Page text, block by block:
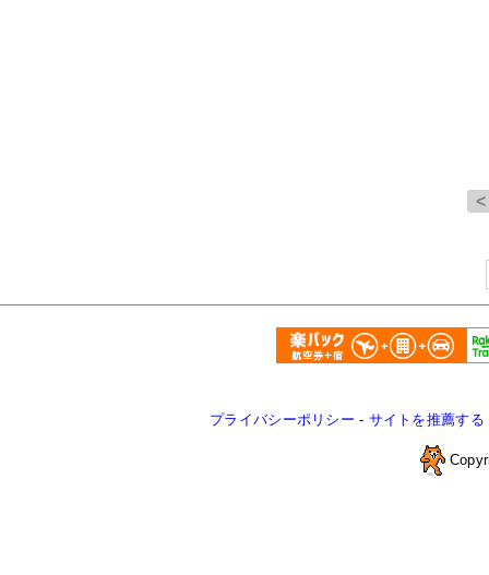
プライバシーポリシー - サイトを推薦する